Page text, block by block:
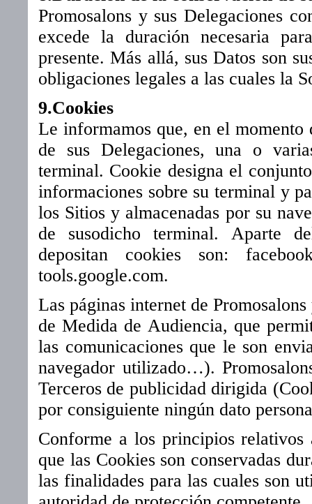
Promosalons y sus Delegaciones
excede la duración necesaria
presente. Más allá, sus Datos son
obligaciones legales a las cuales la
9.Cookies
Le informamos que, en el momento
de sus Delegaciones, una o
terminal. Cookie designa el
informaciones sobre su terminal y
los Sitios y almacenadas por su
de susodicho terminal. Aparte
depositan cookies son:
tools.google.com.
Las páginas internet de
de Medida de Audiencia, que
las comunicaciones que le son
navegador utilizado…).
Terceros de publicidad dirigida
por consiguiente ningún dato
Conforme a los principios
que las Cookies son conservadas
las finalidades para las cuales son